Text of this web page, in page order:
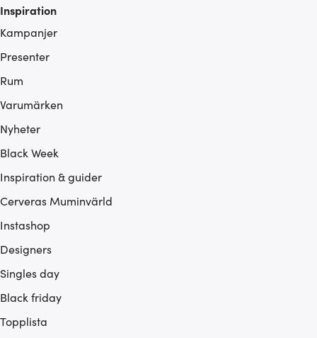
Inspiration
Kampanjer
Presenter
Rum
Varumärken
Nyheter
Black Week
Inspiration & guider
Cerveras Muminvärld
Instashop
Designers
Singles day
Black friday
Topplista